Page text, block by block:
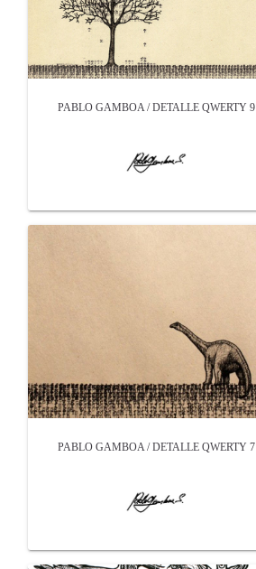
PABLO GAMBOA / DETALLE QWERTY 9
PABLO GAMBOA / DETALLE QWERTY 7